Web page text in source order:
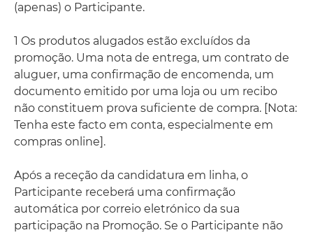
(apenas) o Participante.
1 Os produtos alugados estão excluídos da
promoção. Uma nota de entrega, um contrato de
aluguer, uma confirmação de encomenda, um
documento emitido por uma loja ou um recibo
não constituem prova suficiente de compra. [Nota:
Tenha este facto em conta, especialmente em
compras online].
Após a receção da candidatura em linha, o
Participante receberá uma confirmação
automática por correio eletrónico da sua
participação na Promoção. Se o Participante não